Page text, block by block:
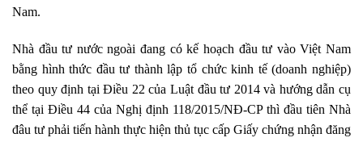
Nam.
Nhà đầu tư nước ngoài đang có kế hoạch đầu tư vào Việt Nam
bằng hình thức đầu tư thành lập tổ chức kinh tế (doanh nghiệp)
theo quy định tại Điều 22 của Luật đầu tư 2014 và hướng dẫn cụ
thể tại Điều 44 của Nghị định 118/2015/NĐ-CP thì đầu tiên Nhà
đâu tư phải tiến hành thực hiện thủ tục cấp Giấy chứng nhận đăng